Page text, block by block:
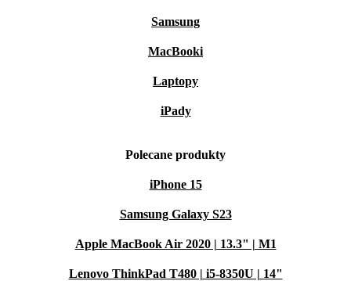
Samsung
MacBooki
Laptopy
iPady
Polecane produkty
iPhone 15
Samsung Galaxy S23
Apple MacBook Air 2020 | 13.3" | M1
Lenovo ThinkPad T480 | i5-8350U | 14"